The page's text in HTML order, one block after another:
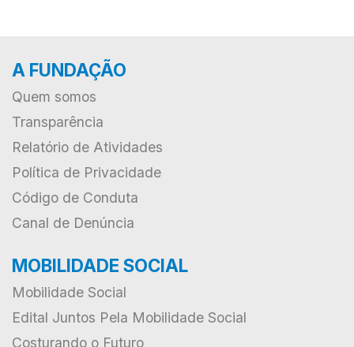
A FUNDAÇÃO
Quem somos
Transparência
Relatório de Atividades
Política de Privacidade
Código de Conduta
Canal de Denúncia
MOBILIDADE SOCIAL
Mobilidade Social
Edital Juntos Pela Mobilidade Social
Costurando o Futuro